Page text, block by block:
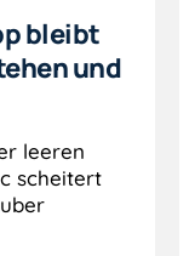
bleibt
und
leeren
scheitert